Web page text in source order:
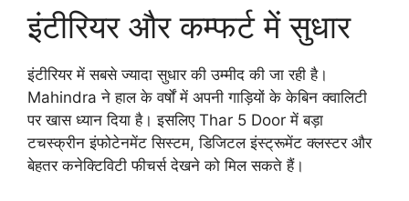
इंटीरियर और कम्फर्ट में सुधार
इंटीरियर में सबसे ज्यादा सुधार की उम्मीद की जा रही है।
Mahindra ने हाल के वर्षों में अपनी गाड़ियों के केबिन क्वालिटी
पर खास ध्यान दिया है। इसलिए Thar 5 Door में बड़ा
टचस्क्रीन इंफोटेनमेंट सिस्टम, डिजिटल इंस्ट्रूमेंट क्लस्टर और
बेहतर कनेक्टिविटी फीचर्स देखने को मिल सकते हैं।